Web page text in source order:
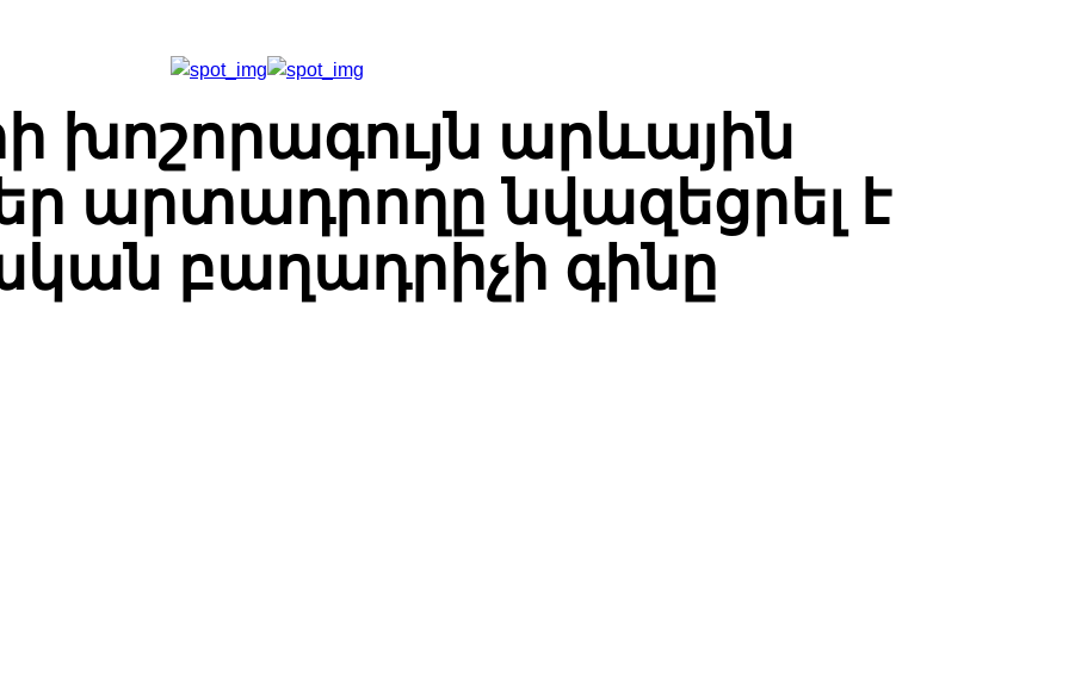
խոշորագույն արևային
արտադրողը նվազեցրել է
բաղադրիչի գինը